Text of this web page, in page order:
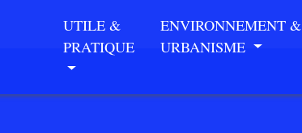
UTILE &
PRATIQUE
ENVIRONNEMENT &
URBANISME